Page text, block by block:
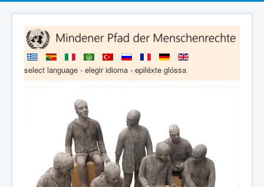
select language - elegir idioma - epiléxte glóssa